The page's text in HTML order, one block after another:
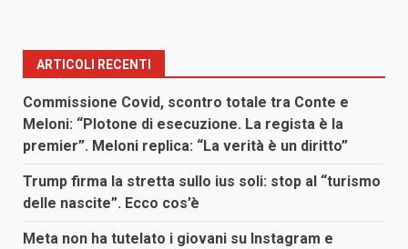
ARTICOLI RECENTI
Commissione Covid, scontro totale tra Conte e
Meloni: “Plotone di esecuzione. La regista è la
premier”. Meloni replica: “La verità è un diritto”
Trump firma la stretta sullo ius soli: stop al “turismo
delle nascite”. Ecco cos’è
Meta non ha tutelato i giovani su Instagram e